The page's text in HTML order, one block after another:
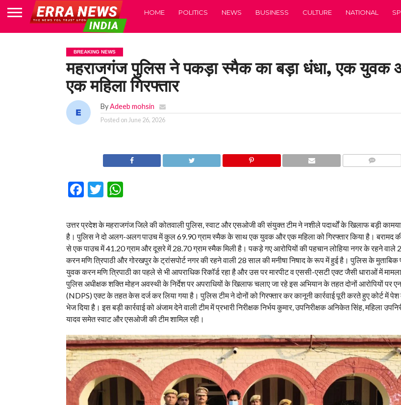
HOME POLITICS NEWS BUSINESS CULTURE NATIONAL
BREAKING NEWS
महराजगंज पुलिस ने पकड़ा स्मैक का बड़ा धंधा, एक युवक
एक महिला गिरफ्तार
ByAdeeb mohsin
Posted on June 26, 2026
Facebook
Twitter
WhatsApp
उत्तर प्रदेश के महराजगंज जिले की कोतवाली पुलिस, स्वाट और एसओजी की संयुक्त टीम ने नशीले पदार्थों के खिलाफ बड़ी
है। पुलिस ने दो अलग-अलग पाउच में कुल 69.90 ग्राम स्मैक के साथ एक युवक और एक महिला को गिरफ्तार किया है। बरामद
से एक पाउच में 41.20 ग्राम और दूसरे में 28.70 ग्राम स्मैक मिली है। पकड़े गए आरोपियों की पहचान लोहिया नगर के रहने वाले
करन मणि त्रिपाठी और गोरखपुर के ट्रांसपोर्ट नगर की रहने वाली 28 साल की मनीषा निषाद के रूप में हुई है। पुलिस के
युवक करन मणि त्रिपाठी का पहले से भी आपराधिक रिकॉर्ड रहा है और उस पर मारपीट व एससी-एसटी एक्ट जैसी धाराओं में मामला
पुलिस अधीक्षक शक्ति मोहन अवस्थी के निर्देश पर अपराधियों के खिलाफ चलाए जा रहे इस अभियान के तहत दोनों आरोपियों पर
(NDPS) एक्ट के तहत केस दर्ज कर लिया गया है। पुलिस टीम ने दोनों को गिरफ्तार कर कानूनी कार्रवाई पूरी करते हुए कोर्ट में
भेज दिया है। इस बड़ी कार्रवाई को अंजाम देने वाली टीम में प्रभारी निरीक्षक निर्भय कुमार, उपनिरीक्षक अनिकेत सिंह, महिला
यादव समेत स्वाट और एसओजी की टीम शामिल रही।